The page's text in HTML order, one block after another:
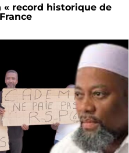
« record historique de